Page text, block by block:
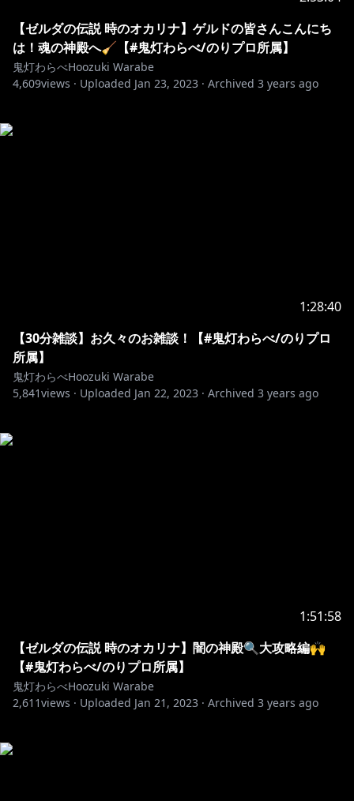
【ゼルダの伝説 時のオカリナ】ゲルドの皆さんこんにち
は！魂の神殿へ🧹【#鬼灯わらべ/のりプロ所属】
鬼灯わらべHoozuki Warabe
4,609views · Uploaded Jan 23, 2023 · Archived 3 years ago
1:28:40
【30分雑談】お久々のお雑談！【#鬼灯わらべ/のりプロ
所属】
鬼灯わらべHoozuki Warabe
5,841views · Uploaded Jan 22, 2023 · Archived 3 years ago
1:51:58
【ゼルダの伝説 時のオカリナ】闇の神殿🔍大攻略編🙌
【#鬼灯わらべ/のりプロ所属】
鬼灯わらべHoozuki Warabe
2,611views · Uploaded Jan 21, 2023 · Archived 3 years ago